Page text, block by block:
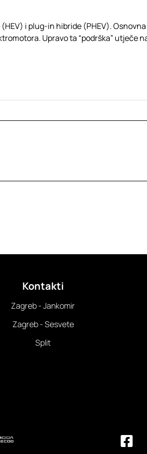
i plug-in hibride (PHEV).
Upravo ta “podrška” utječe
Kontakti
Zagreb - Jankomir
Zagreb - Sesvete
Split